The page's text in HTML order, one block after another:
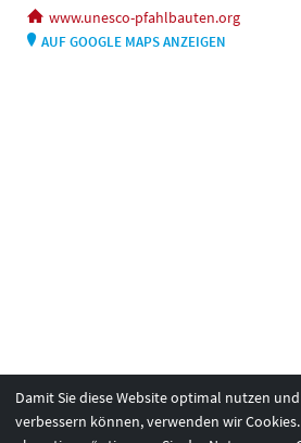
www.unesco-pfahlbauten.org
AUF GOOGLE MAPS ANZEIGEN
Damit Sie diese Website optimal nutzen
verbessern können, verwenden wir